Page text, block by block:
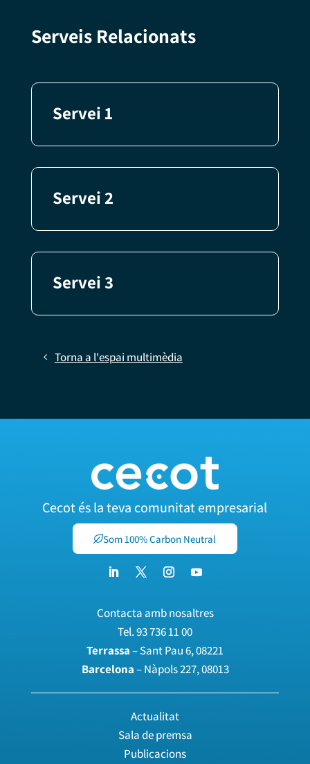
Serveis Relacionats
Servei 1
Servei 2
Servei 3
Torna a l'espai multimèdia
Cecot és la teva comunitat empresarial
Som 100% Carbon Neutral
Contacta amb nosaltres
Tel.93 736 11 00
Terrassa– Sant Pau 6, 08221
Barcelona– Nàpols 227, 08013
Actualitat
Sala de premsa
Publicacions